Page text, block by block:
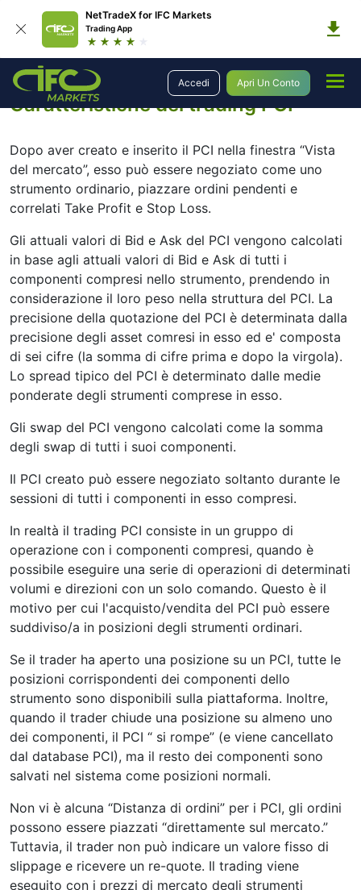
NetTradeX for IFC Markets
Trading App
Accedi Apri Un Conto
Trading Strumenti Sintetici Caratteristiche del trading PCI
Caratteristiche del trading PCI
Dopo aver creato e inserito il PCI nella finestra “Vista
del mercato”, esso può essere negoziato come uno
strumento ordinario, piazzare ordini pendenti e
correlati Take Profit e Stop Loss.
Gli attuali valori di Bid e Ask del PCI vengono calcolati
in base agli attuali valori di Bid e Ask di tutti i
componenti compresi nello strumento, prendendo in
considerazione il loro peso nella struttura del PCI. La
precisione della quotazione del PCI è determinata dalla
precisione degli asset comresi in esso ed e' composta
di sei cifre (la somma di cifre prima e dopo la virgola).
Lo spread tipico del PCI è determinato dalle medie
ponderate degli strumenti comprese in esso.
Gli swap del PCI vengono calcolati come la somma
degli swap di tutti i suoi componenti.
Il PCI creato può essere negoziato soltanto durante le
sessioni di tutti i componenti in esso compresi.
In realtà il trading PCI consiste in un gruppo di
operazione con i componenti compresi, quando è
possibile eseguire una serie di operazioni di determinati
volumi e direzioni con un solo comando. Questo è il
motivo per cui l'acquisto/vendita del PCI può essere
suddiviso/a in posizioni degli strumenti ordinari.
Se il trader ha aperto una posizione su un PCI, tutte le
posizioni corrispondenti dei componenti dello
strumento sono disponibili sulla piattaforma. Inoltre,
quando il trader chiude una posizione su almeno uno
dei componenti, il PCI “ si rompe” (e viene cancellato
dal database PCI), ma il resto dei componenti sono
salvati nel sistema come posizioni normali.
Non vi è alcuna “Distanza di ordini” per i PCI, gli ordini
possono essere piazzati “direttamente sul mercato.”
Tuttavia, il trader non può indicare un valore fisso di
slippage e ricevere un re-quote. Il trading viene
eseguito con i prezzi di mercato degli strumenti